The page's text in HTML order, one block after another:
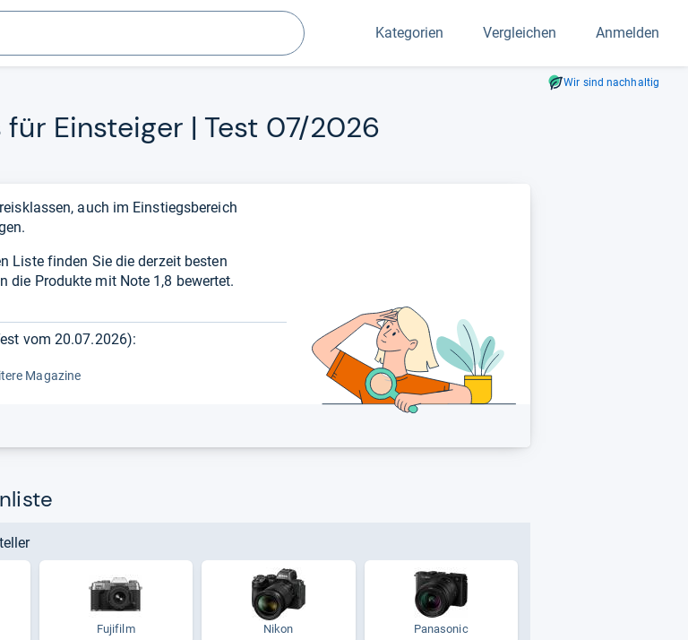
Suchen
Kategorien Vergleichen Anmelden
Wir sind nachhaltig
Ein­stei­ger | Test 07/2026
auch im Einstiegsbereich
Liste finden Sie die derzeit besten
die Produkte mit Note 1,8 bewertet.
vom 20.07.2026):
Magazine
Fujifilm Nikon Panasonic